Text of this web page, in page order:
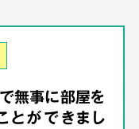
無事に部屋を
とができまし